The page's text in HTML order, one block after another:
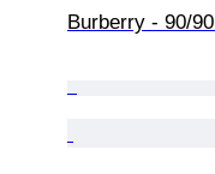
Burberry - 90/